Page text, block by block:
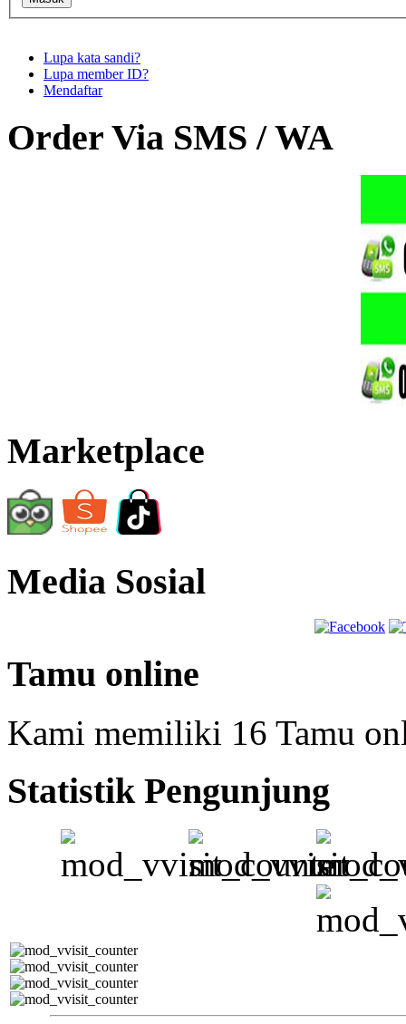
Lupa kata sandi?
Lupa member ID?
Mendaftar
Order Via SMS / WA
Marketplace
Media Sosial
Tamu online
Kami memiliki 16 Tamu
Statistik Pengunjung